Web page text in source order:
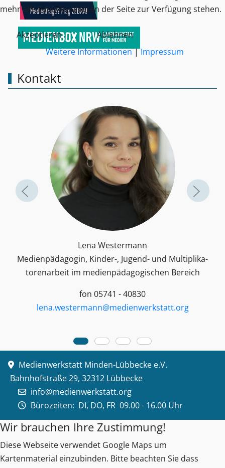
Kontakt
Lena Westermann
Medienpädagogin, Kinder-, Jugend- und Multiplika­
toren­arbeit im medienpädagogischen Bereich
fon 05741 - 40830
lena.westermann@medienwerkstatt.org
Medienwerkstatt Minden-Lübbecke e.V.
Bahnhofstraße 29, 32312 Lübbecke
info@medienwerkstatt.org
Bürozeiten: DI, DO, FR 09.00 - 16.00 Uhr
Wir brauchen Ihre Zustimmung!
Diese Webseite verwendet Google Maps um
Kartenmaterial einzubinden. Bitte beachten Sie dass
mehr alle Funktionalitäten der Seite zur Verfügung stehen.
Akzeptieren
Ablehnen
Weitere Informationen|Impressum